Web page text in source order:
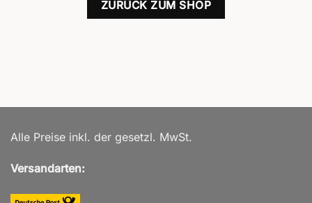
ZURÜCK ZUM SHOP
Alle Preise inkl. der gesetzl. MwSt.
Versandarten: